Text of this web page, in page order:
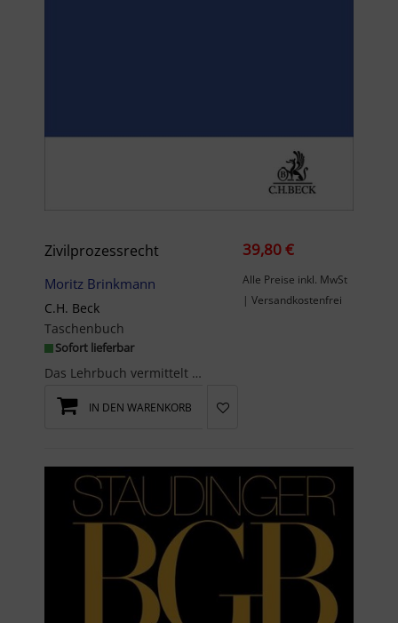
Zivilprozessrecht
Moritz Brinkmann
C.H. Beck
Taschenbuch
Sofort lieferbar
Das Lehrbuch vermittelt verständlich und übersichtlich die Grundlagen des Verfahrensrechts und be...
39,80 €
Alle Preise inkl. MwSt
| Versandkostenfrei
IN DEN WARENKORB